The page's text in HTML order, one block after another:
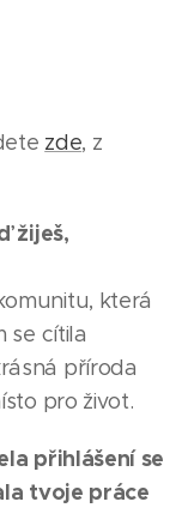
zde, z
žiješ,
která
se cítila
příroda
pro život.
přihlášení se
tvoje práce